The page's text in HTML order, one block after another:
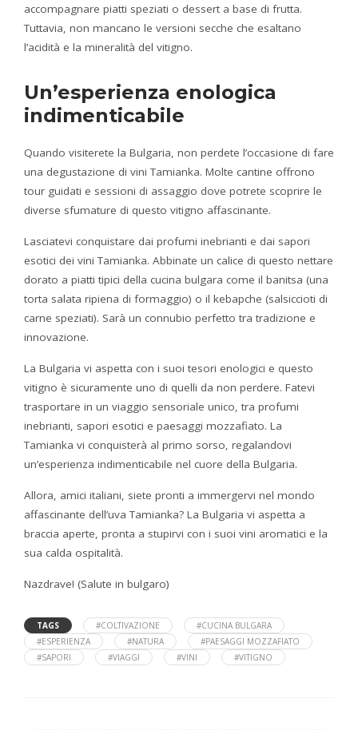
accompagnare piatti speziati o dessert a base di frutta.
Tuttavia, non mancano le versioni secche che esaltano
l’acidità e la mineralità del vitigno.
Un’esperienza enologica
indimenticabile
Quando visiterete la Bulgaria, non perdete l’occasione di fare
una degustazione di vini Tamianka. Molte cantine offrono
tour guidati e sessioni di assaggio dove potrete scoprire le
diverse sfumature di questo vitigno affascinante.
Lasciatevi conquistare dai profumi inebrianti e dai sapori
esotici dei vini Tamianka. Abbinate un calice di questo nettare
dorato a piatti tipici della cucina bulgara come il banitsa (una
torta salata ripiena di formaggio) o il kebapche (salsiccioti di
carne speziati). Sarà un connubio perfetto tra tradizione e
innovazione.
La Bulgaria vi aspetta con i suoi tesori enologici e questo
vitigno è sicuramente uno di quelli da non perdere. Fatevi
trasportare in un viaggio sensoriale unico, tra profumi
inebrianti, sapori esotici e paesaggi mozzafiato. La
Tamianka vi conquisterà al primo sorso, regalandovi
un’esperienza indimenticabile nel cuore della Bulgaria.
Allora, amici italiani, siete pronti a immergervi nel mondo
affascinante dell’uva Tamianka? La Bulgaria vi aspetta a
braccia aperte, pronta a stupirvi con i suoi vini aromatici e la
sua calda ospitalità.
Nazdrave! (Salute in bulgaro)
TAGS #COLTIVAZIONE
#CUCINA BULGARA
#ESPERIENZA
#NATURA
#PAESAGGI MOZZAFIATO
#SAPORI
#VIAGGI #VINI #VITIGNO